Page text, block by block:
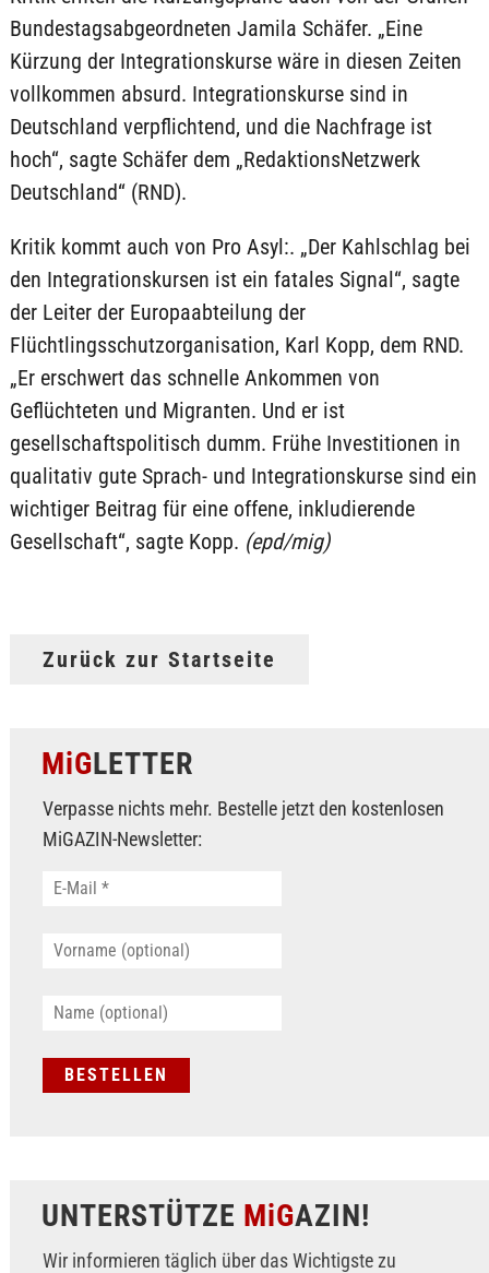
Bundestagsabgeordneten Jamila Schäfer. „Eine
Kürzung der Integrationskurse wäre in diesen Zeiten
vollkommen absurd. Integrationskurse sind in
Deutschland verpflichtend, und die Nachfrage ist
hoch“, sagte Schäfer dem „RedaktionsNetzwerk
Deutschland“ (RND).
Kritik kommt auch von Pro Asyl:. „Der Kahlschlag bei
den Integrationskursen ist ein fatales Signal“, sagte
der Leiter der Europaabteilung der
Flüchtlingsschutzorganisation, Karl Kopp, dem RND.
„Er erschwert das schnelle Ankommen von
Geflüchteten und Migranten. Und er ist
gesellschaftspolitisch dumm. Frühe Investitionen in
qualitativ gute Sprach- und Integrationskurse sind ein
wichtiger Beitrag für eine offene, inkludierende
Gesellschaft“, sagte Kopp. (epd/mig)
Zurück zur Startseite
MiGLETTER
Verpasse nichts mehr. Bestelle jetzt den kostenlosen
MiGAZIN-Newsletter:
UNTERSTÜTZE MiGAZIN!
Wir informieren täglich über das Wichtigste zu